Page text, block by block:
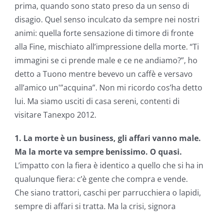
prima, quando sono stato preso da un senso di
disagio. Quel senso inculcato da sempre nei nostri
animi: quella forte sensazione di timore di fronte
alla Fine, mischiato all’impressione della morte. “Ti
immagini se ci prende male e ce ne andiamo?”, ho
detto a Tuono mentre bevevo un caffè e versavo
all’amico un'”acquina”. Non mi ricordo cos’ha detto
lui. Ma siamo usciti di casa sereni, contenti di
visitare Tanexpo 2012.
1. La morte è un business, gli affari vanno male.
Ma la morte va sempre benissimo. O quasi.
L’impatto con la fiera è identico a quello che si ha in
qualunque fiera: c’è gente che compra e vende.
Che siano trattori, caschi per parrucchiera o lapidi,
sempre di affari si tratta. Ma la crisi, signora